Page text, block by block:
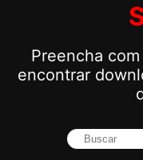
Preencha
encontrar